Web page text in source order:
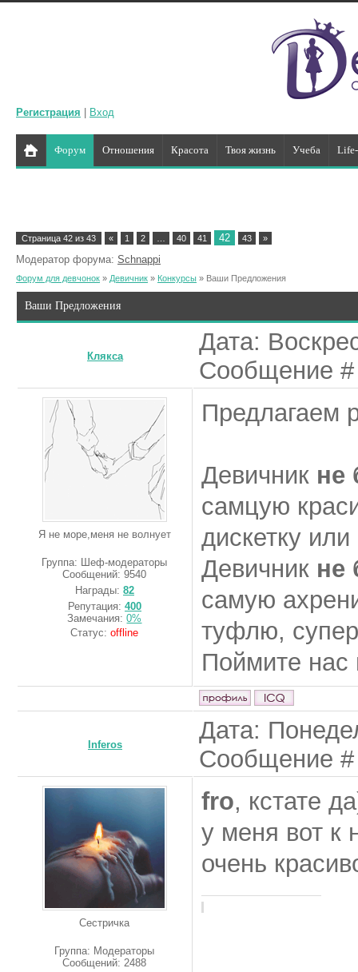
Регистрация Вход
Форум Отношения Красота Твоя жизнь Учеба
Страница 42 из 43 « 1 2 40 41 42 43 »
Модератор форума: Schnappi
Форум для девчонок » Девичник » Конкурсы » Ваши Предложения
Ваши Предложения
Клякса
Дата:
Сообщение
Я не море,меня не волнует
Группа: Шеф-модераторы
Сообщений:9540
Награды: 82
Репутация: 400
Замечания:0%
Статус:offline
Предлагаем
Девичник не
самцую
дискетку
Девичник не
самую
туфлю,
Поймите нас
Inferos
Дата:
Сообщение
Сестричка
Группа: Модераторы
Сообщений:2488
fro, кстате
у меня вот к
очень